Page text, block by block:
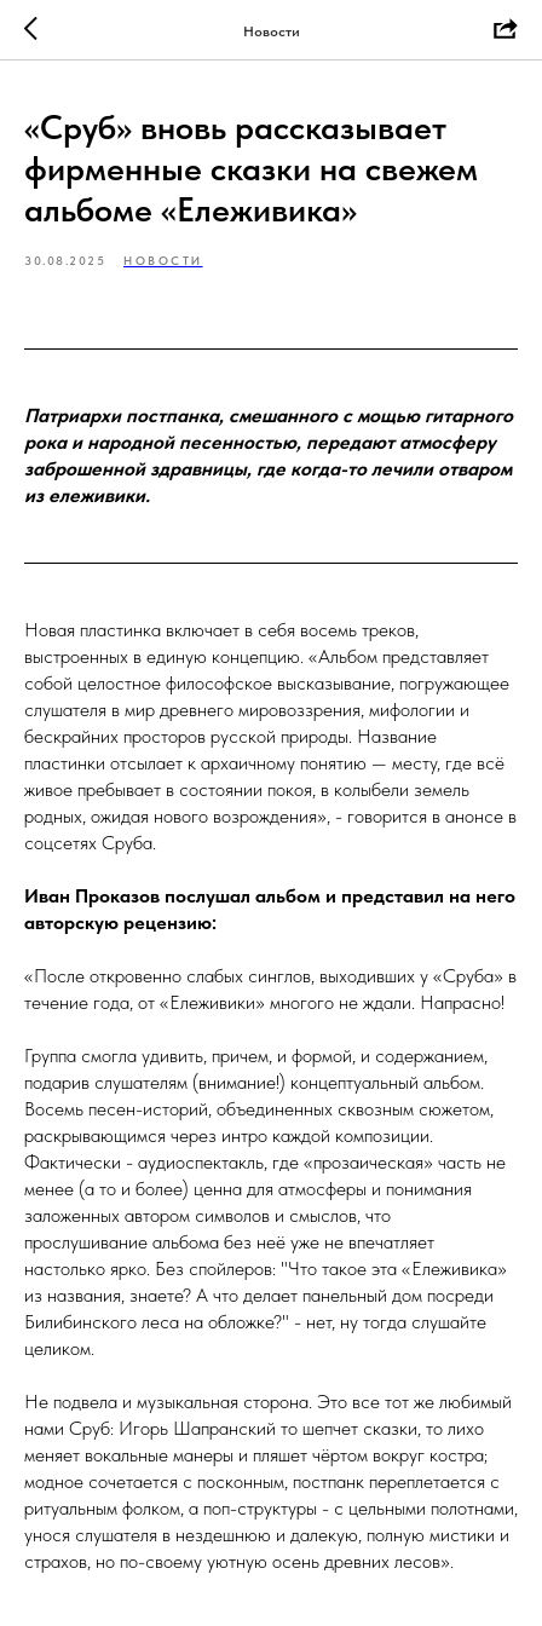
Новости
«Сруб» вновь рассказывает
фирменные сказки на свежем
альбоме «Ележивика»
30.08.2025 НОВОСТИ
Патриархи постпанка, смешанного с мощью гитарного
рока и народной песенностью, передают атмосферу
заброшенной здравницы, где когда-то лечили отваром
из ележивики.
Новая пластинка включает в себя восемь треков,
выстроенных в единую концепцию. «Альбом представляет
собой целостное философское высказывание, погружающее
слушателя в мир древнего мировоззрения, мифологии и
бескрайних просторов русской природы. Название
пластинки отсылает к архаичному понятию — месту, где всё
живое пребывает в состоянии покоя, в колыбели земель
родных, ожидая нового возрождения», - говорится в анонсе в
соцсетях Сруба.
Иван Проказов послушал альбом и представил на него
авторскую рецензию:
«После откровенно слабых синглов, выходивших у «Сруба» в
течение года, от «Ележивики» многого не ждали. Напрасно!
Группа смогла удивить, причем, и формой, и содержанием,
подарив слушателям (внимание!) концептуальный альбом.
Восемь песен-историй, объединенных сквозным сюжетом,
раскрывающимся через интро каждой композиции.
Фактически - аудиоспектакль, где «прозаическая» часть не
менее (а то и более) ценна для атмосферы и понимания
заложенных автором символов и смыслов, что
прослушивание альбома без неё уже не впечатляет
настолько ярко. Без спойлеров: "Что такое эта «Ележивика»
из названия, знаете? А что делает панельный дом посреди
Билибинского леса на обложке?" - нет, ну тогда слушайте
целиком.
Не подвела и музыкальная сторона. Это все тот же любимый
нами Сруб: Игорь Шапранский то шепчет сказки, то лихо
меняет вокальные манеры и пляшет чёртом вокруг костра;
модное сочетается с посконным, постпанк переплетается с
ритуальным фолком, а поп-структуры - с цельными полотнами,
унося слушателя в нездешнюю и далекую, полную мистики и
страхов, но по-своему уютную осень древних лесов».